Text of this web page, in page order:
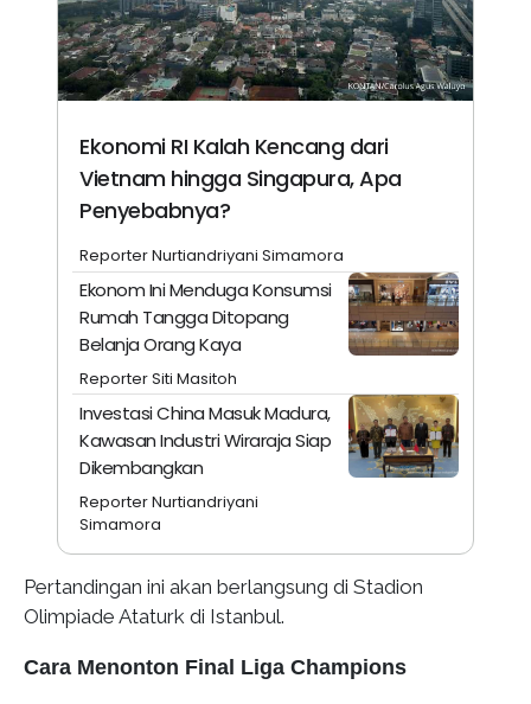
Ekonomi RI Kalah Kencang dari
Vietnam hingga Singapura, Apa
Penyebabnya?
Reporter Nurtiandriyani Simamora
Ekonom Ini Menduga Konsumsi
Rumah Tangga Ditopang
Belanja Orang Kaya
Reporter Siti Masitoh
Investasi China Masuk Madura,
Kawasan Industri Wiraraja Siap
Dikembangkan
Reporter Nurtiandriyani
Simamora
Pertandingan ini akan berlangsung di Stadion
Olimpiade Ataturk di Istanbul.
Cara Menonton Final Liga Champions